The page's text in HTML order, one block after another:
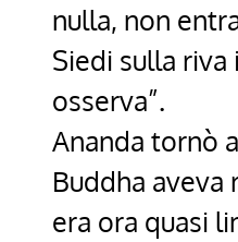
nulla, non
Siedi sulla riva
osserva”.
Ananda tornò
Buddha aveva
era ora quasi